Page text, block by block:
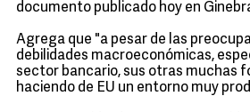
documento publicado hoy en
Agrega que "a pesar de las
debilidades macroeconómicas,
sector bancario, sus otras muchas
haciendo de EU un entorno muy